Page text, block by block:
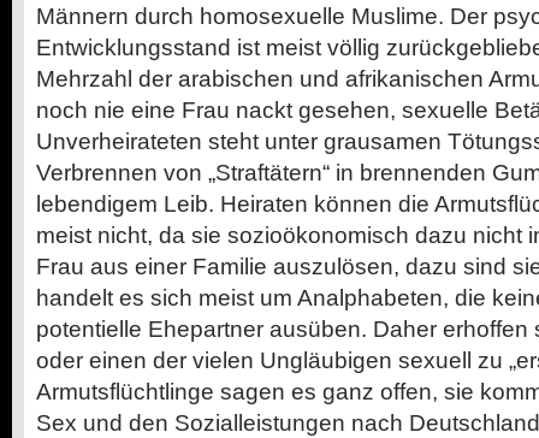
Männern durch homosexuelle Muslime. Der
Entwicklungsstand ist meist völlig
Mehrzahl der arabischen und afrikanischen
noch nie eine Frau nackt gesehen, sexuelle
Unverheirateten steht unter grausamen
Verbrennen von „Straftätern“ in brennenden
lebendigem Leib. Heiraten können die
meist nicht, da sie sozioökonomisch dazu nicht
Frau aus einer Familie auszulösen, dazu sind
handelt es sich meist um Analphabeten, die
potentielle Ehepartner ausüben. Daher erhoffen
oder einen der vielen Ungläubigen sexuell zu
Armutsflüchtlinge sagen es ganz offen, sie
Sex und den Sozialleistungen nach